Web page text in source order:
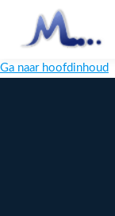
Ga naar hoofdinhoud